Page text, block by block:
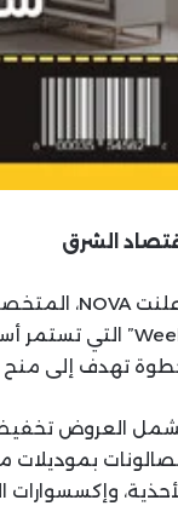
الشرق
تهدف إلى منح
بموديلات
وإكسسوارات